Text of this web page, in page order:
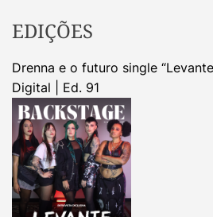
EDIÇÕES
Drenna e o futuro single
Digital | Ed. 91